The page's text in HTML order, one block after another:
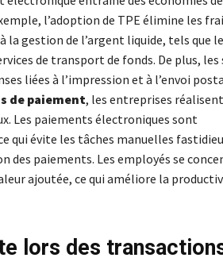
l’adoption de TPE élimine les
gestion de l’argent liquide, tels que
de transport de fonds. De plus,
liées à l’impression et à l’envoi
de paiement, les entreprises
Les paiements électroniques sont
évite les tâches manuelles
des paiements. Les employés se
ajoutée, ce qui améliore la
lors des